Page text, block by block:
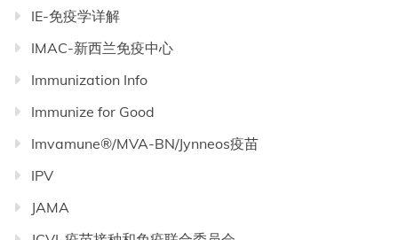
IE-免疫学详解
IMAC-新西兰免疫中心
Immunization Info
Immunize for Good
Imvamune®/MVA-BN/Jynneos疫苗
IPV
JAMA